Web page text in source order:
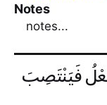
Notes
notes...
فَيَنْتَصِبَ